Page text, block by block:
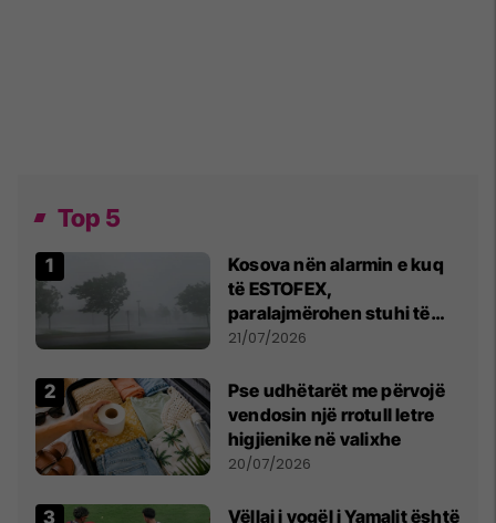
Top 5
Kosova nën alarmin e kuq
të ESTOFEX,
paralajmërohen stuhi të
fuqishme me breshër dhe
21/07/2026
Pse udhëtarët me përvojë
vendosin një rrotull letre
higjienike në valixhe
20/07/2026
Vëllai i vogël i Yamalit është